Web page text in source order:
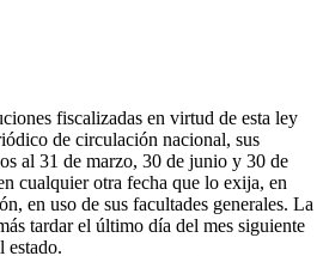
fiscalizadas en virtud de esta ley
de circulación nacional, sus
al 31 de marzo, 30 de junio y 30 de
cualquier otra fecha que lo exija, en
en uso de sus facultades generales. La
tardar el último día del mes siguiente
estado.